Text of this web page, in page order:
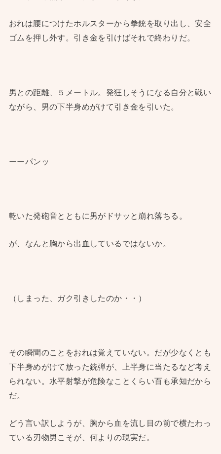
おれは腰につけたホルスターから拳銃を取り出し、安全
ゴムを押し外す。引き金を引けばそれで終わりだ。
男との距離、５メートル。発狂しそうになる自分と戦い
ながら、男の下半身めがけて引き金を引いた。
ーーパンッ
乾いた発砲音とともに男がドサッと崩れ落ちる。
が、なんと胸から出血しているではないか。
（しまった、ガク引きしたのか・・）
その瞬間のことをおれは覚えていない。だが少なくとも
下半身めがけて放った銃弾が、上半身に当たるなど考え
られない。水平射撃が危険なことくらい百も承知だから
だ。
どう言い訳しようが、胸から血を流し目の前で横たわっ
ている刃物男こそが、何よりの現実だ。